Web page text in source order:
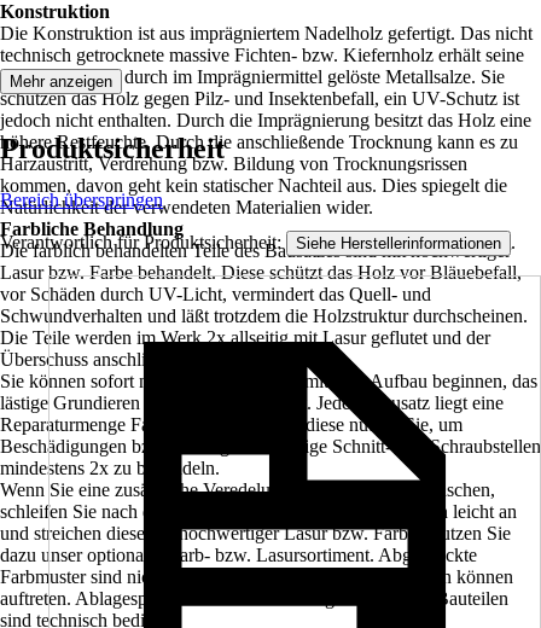
Konstruktion
Die Konstruktion ist aus imprägniertem Nadelholz gefertigt. Das nicht
technisch getrocknete massive Fichten- bzw. Kiefernholz erhält seine
grünliche Farbe durch im Imprägniermittel gelöste Metallsalze. Sie
schützen das Holz gegen Pilz- und Insektenbefall, ein UV-Schutz ist
jedoch nicht enthalten. Durch die Imprägnierung besitzt das Holz eine
höhere Restfeuchte. Durch die anschließende Trocknung kann es zu
Harzaustritt, Verdrehung bzw. Bildung von Trocknungsrissen
kommen, davon geht kein statischer Nachteil aus. Dies spiegelt die
Natürlichkeit der verwendeten Materialien wider.
Farbliche Behandlung
Die farblich behandelten Teile des Bausatzes sind mit hochwertiger
Lasur bzw. Farbe behandelt. Diese schützt das Holz vor Bläuebefall,
vor Schäden durch UV-Licht, vermindert das Quell- und
Schwundverhalten und läßt trotzdem die Holzstruktur durchscheinen.
Die Teile werden im Werk 2x allseitig mit Lasur geflutet und der
Überschuss anschließend abgebürstet.
Sie können sofort nach der Anlieferung mit dem Aufbau beginnen, das
lästige Grundieren und Streichen entfällt. Jedem Bausatz liegt eine
Reparaturmenge Farbe, bzw. Lasur bei, diese nutzen Sie, um
Beschädigungen bzw. montagenotwendige Schnitt- und Schraubstellen
mindestens 2x zu behandeln.
Wenn Sie eine zusätzliche Veredelung der Oberfläche wünschen,
schleifen Sie nach der Montage die sichtbaren Oberflächen leicht an
und streichen diese mit hochwertiger Lasur bzw. Farbe. Nutzen Sie
dazu unser optionales Farb- bzw. Lasursortiment. Abgedruckte
Farbmuster sind nicht verbindlich, farbliche Abweichungen können
auftreten. Ablagespuren bei farblich allseitig behandelten Bauteilen
sind technisch bedingt.
Mehr anzeigen
Produktsicherheit
Bereich überspringen
Verantwortlich für Produktsicherheit: Siehe Herstellerinformationen .